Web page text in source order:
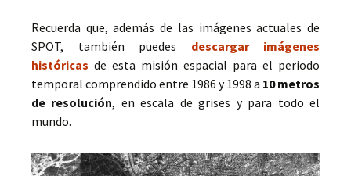
Recuerda que, además de las imágenes actuales de
SPOT, también puedes descargar imágenes
históricas de esta misión espacial para el periodo
temporal comprendido entre 1986 y 1998 a 10 metros
de resolución, en escala de grises y para todo el
mundo.